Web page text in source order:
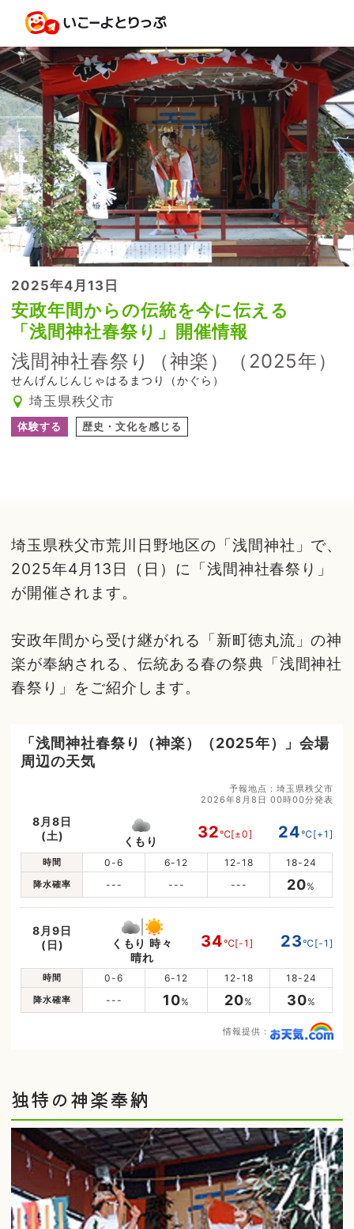
2025年4月13日
安政年間からの伝統を今に伝える
「浅間神社春祭り」開催情報
浅間神社春祭り（神楽）（2025年）
せんげんじんじゃはるまつり（かぐら）
埼玉県秩父市
体験する 歴史・文化を感じる
埼玉県秩父市荒川日野地区の「浅間神社」で、
2025年4月13日（日）に「浅間神社春祭り」
が開催されます。
安政年間から受け継がれる「新町徳丸流」の神
楽が奉納される、伝統ある春の祭典「浅間神社
春祭り」をご紹介します。
「浅間神社春祭り（神楽）（2025年）」会場
周辺の天気
予報地点：埼玉県秩父市
2026年8月8日 00時00分発表
8月8日
(土)
くもり 32℃[±0] 24℃[+1]
時間 0-6 6-12 12-18 18-24
降水確率 --- --- --- 20%
8月9日
(日)
くもり 時々
晴れ
34℃[-1] 23℃[-1]
時間 0-6 6-12 12-18 18-24
降水確率 --- 10% 20% 30%
情報提供：
独特の神楽奉納